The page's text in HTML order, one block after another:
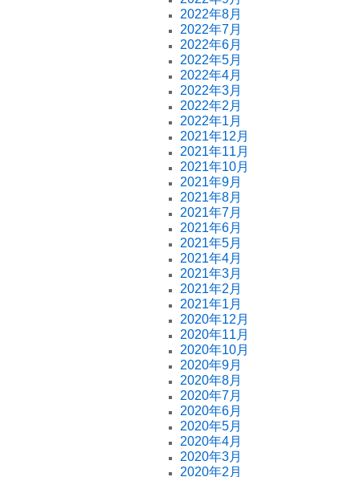
2022年8月
2022年7月
2022年6月
2022年5月
2022年4月
2022年3月
2022年2月
2022年1月
2021年12月
2021年11月
2021年10月
2021年9月
2021年8月
2021年7月
2021年6月
2021年5月
2021年4月
2021年3月
2021年2月
2021年1月
2020年12月
2020年11月
2020年10月
2020年9月
2020年8月
2020年7月
2020年6月
2020年5月
2020年4月
2020年3月
2020年2月